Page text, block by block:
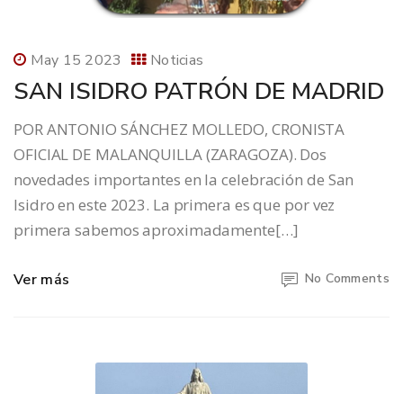
May 15 2023 Noticias
SAN ISIDRO PATRÓN DE MADRID
POR ANTONIO SÁNCHEZ MOLLEDO, CRONISTA
OFICIAL DE MALANQUILLA (ZARAGOZA). Dos
novedades importantes en la celebración de San
Isidro en este 2023. La primera es que por vez
primera sabemos aproximadamente[…]
Ver más No Comments